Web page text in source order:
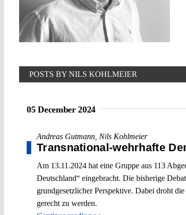
POSTS BY NILS KOHLMEIER
05 December 2024
Andreas Gutmann Nils Kohlmeier
Transnational-wehrhafte
Am 13.11.2024 hat eine Gruppe aus 113
Deutschland“ eingebracht. Die bisherige
grundgesetzlicher Perspektive. Dabei droht
gerecht zu werden.